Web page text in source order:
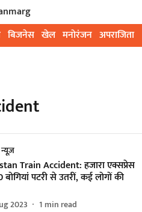
बिजनेस खेल मनोरंजन अपराजिता
Train Accident: हजारा एक्सप्रेस
बोगियां पटरी से उतरीं, कई लोगों की
2023 1 min read